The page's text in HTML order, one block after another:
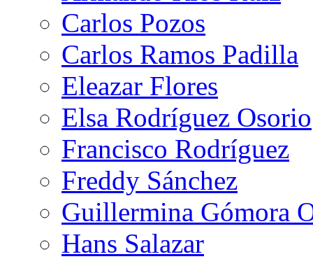
Carlos Pozos
Carlos Ramos Padilla
Eleazar Flores
Elsa Rodríguez Osorio
Francisco Rodríguez
Freddy Sánchez
Guillermina Gómora
Hans Salazar